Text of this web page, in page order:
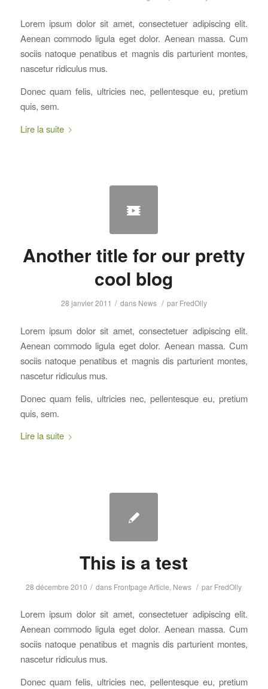
Lorem ipsum dolor sit amet, consectetuer adipiscing elit.
Aenean commodo ligula eget dolor. Aenean massa. Cum
sociis natoque penatibus et magnis dis parturient montes,
nascetur ridiculus mus.
Donec quam felis, ultricies nec, pellentesque eu, pretium
quis, sem.
Lire la suite
Another title for our pretty
cool blog
28 janvier 2011 / dans News / par FredOlly
Lorem ipsum dolor sit amet, consectetuer adipiscing elit.
Aenean commodo ligula eget dolor. Aenean massa. Cum
sociis natoque penatibus et magnis dis parturient montes,
nascetur ridiculus mus.
Donec quam felis, ultricies nec, pellentesque eu, pretium
quis, sem.
Lire la suite
This is a test
28 décembre 2010 / dans Frontpage Article, News / par FredOlly
Lorem ipsum dolor sit amet, consectetuer adipiscing elit.
Aenean commodo ligula eget dolor. Aenean massa. Cum
sociis natoque penatibus et magnis dis parturient montes,
nascetur ridiculus mus.
Donec quam felis, ultricies nec, pellentesque eu, pretium